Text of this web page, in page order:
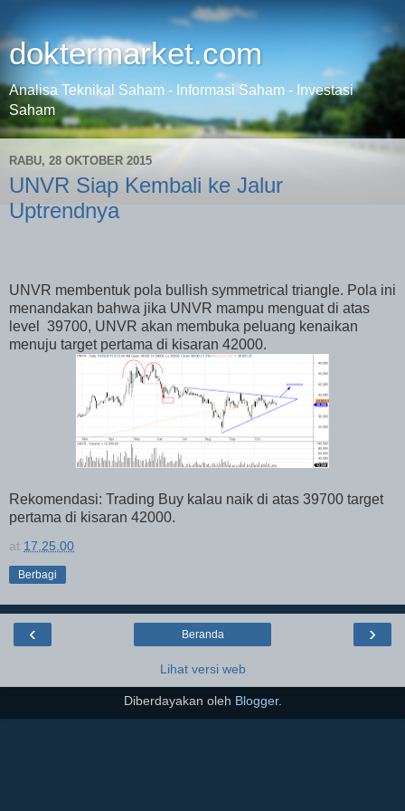
doktermarket.com
Analisa Teknikal Saham - Informasi Saham - Investasi
Saham
RABU, 28 OKTOBER 2015
UNVR Siap Kembali ke Jalur
Uptrendnya
UNVR membentuk pola bullish symmetrical triangle. Pola ini
menandakan bahwa jika UNVR mampu menguat di atas
level
39700, UNVR akan membuka peluang kenaikan
menuju target pertama di kisaran 42000.
Rekomendasi: Trading Buy kalau naik di atas 39700 target
pertama di kisaran 42000.
at 17.25.00
Berbagi
‹ ›
Beranda
Lihat versi web
Diberdayakan oleh Blogger.